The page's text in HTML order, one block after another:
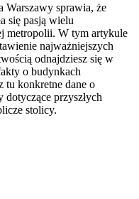
Warszawy sprawia, że
się pasją wielu
metropolii. W tym artykule
najważniejszych
odnajdziesz się w
o budynkach
tu konkretne dane o
przyszłych
stolicy.